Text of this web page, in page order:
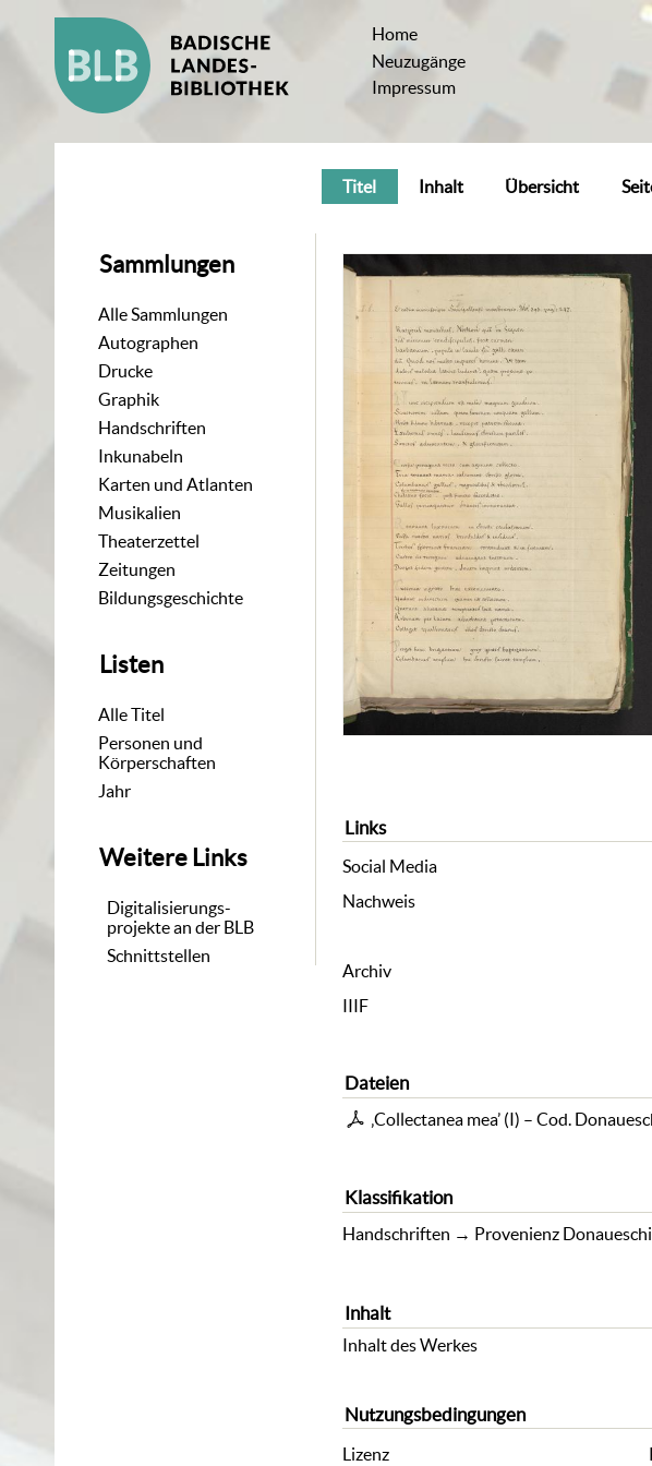
Home
Neuzugänge
Impressum
Sammlungen
Alle Sammlungen
Autographen
Drucke
Graphik
Handschriften
Inkunabeln
Karten und Atlanten
Musikalien
Theaterzettel
Zeitungen
Bildungsgeschichte
Listen
Alle Titel
Personen und
Körperschaften
Jahr
Weitere Links
Digitalisierungs-
projekte an der BLB
Schnittstellen
Titel Inhalt Übersicht
Links
Social Media
Nachweis
Archiv
IIIF
Dateien
‚Collectanea mea’ (I) – Cod.
Klassifikation
Handschriften → Provenienz
Inhalt
Inhalt des Werkes
Nutzungsbedingungen
Lizenz